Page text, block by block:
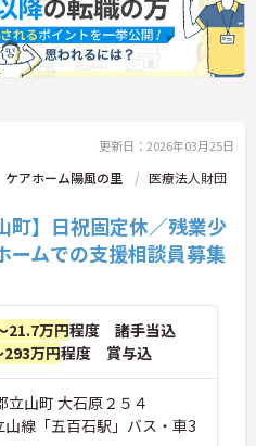
更新日：2026年03月25日
アホーム陽風の里
医療法人財団
町】日祝固定休／残業少
ムでの支援相談員募集
21.7万円程度 諸手当込
万円程度 賞与込
立山町 大石原２５４
線「五百石駅」バス・車3